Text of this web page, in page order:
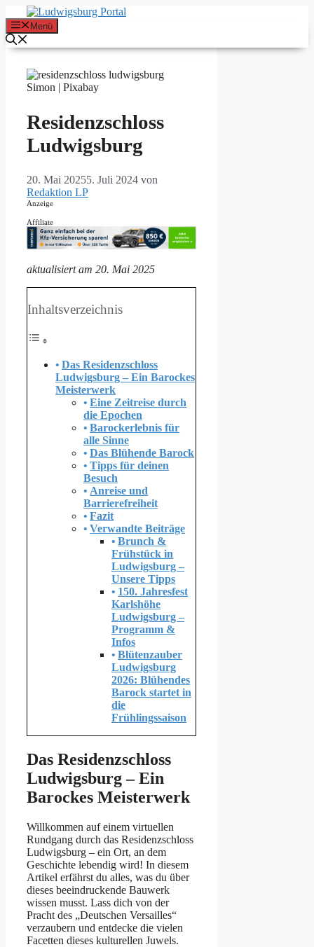
Inhalt
springen
Menü
Simon | Pixabay
Residenzschloss
Ludwigsburg
20. Mai 20255. Juli 2024 von
Redaktion LP
Anzeige
Affiliate
aktualisiert am 20. Mai 2025
Inhaltsverzeichnis
Das Residenzschloss
Ludwigsburg – Ein Barockes
Meisterwerk
Eine Zeitreise durch
die Epochen
Barockerlebnis für
alle Sinne
Das Blühende Barock
Tipps für deinen
Besuch
Anreise und
Barrierefreiheit
Fazit
Verwandte Beiträge
Brunch &
Frühstück in
Ludwigsburg –
Unsere Tipps
150. Jahresfest
Karlshöhe
Ludwigsburg –
Programm &
Infos
Blütenzauber
Ludwigsburg
2026: Blühendes
Barock startet in
die
Frühlingssaison
Das Residenzschloss
Ludwigsburg – Ein
Barockes Meisterwerk
Willkommen auf einem virtuellen
Rundgang durch das Residenzschloss
Ludwigsburg – ein Ort, an dem
Geschichte lebendig wird! In diesem
Artikel erfährst du alles, was du über
dieses beeindruckende Bauwerk
wissen musst. Lass dich von der
Pracht des „Deutschen Versailles“
verzaubern und entdecke die vielen
Facetten dieses kulturellen Juwels.